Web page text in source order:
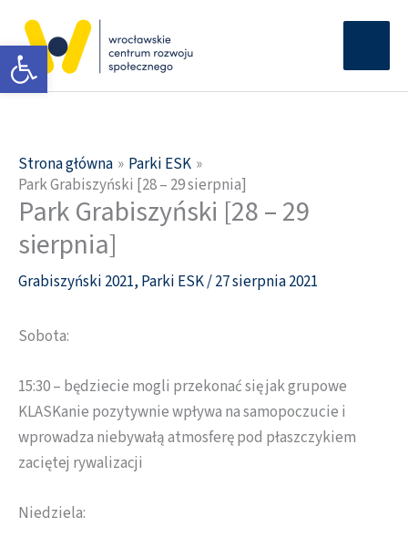
Otwórz pasek narzędzi
treści
Strona główna
Parki ESK
Park Grabiszyński [28 – 29 sierpnia]
Park Grabiszyński [28 – 29
sierpnia]
Grabiszyński 2021, Parki ESK/27 sierpnia 2021
Sobota:
15:30 – będziecie mogli przekonać się jak grupowe
KLASKanie pozytywnie wpływa na samopoczucie i
wprowadza niebywałą atmosferę pod płaszczykiem
zaciętej rywalizacji
Niedziela: